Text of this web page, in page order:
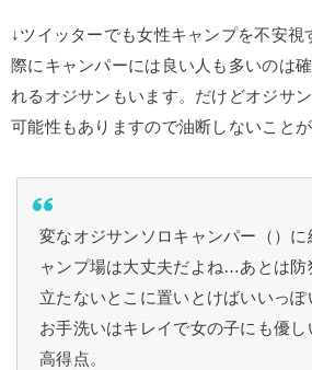
↓ツイッターでも女性キャンプを不安視
際にキャンパーには良い人も多いのは
れるオジサンもいます。だけどオジサ
可能性もありますので油断しないことが
変なオジサンソロキャンパー（）に
ャンプ場は大丈夫だよね…あとは防
立たないとこに置いとけばいいっぽ
お手洗いはキレイで女の子にも優
高得点。